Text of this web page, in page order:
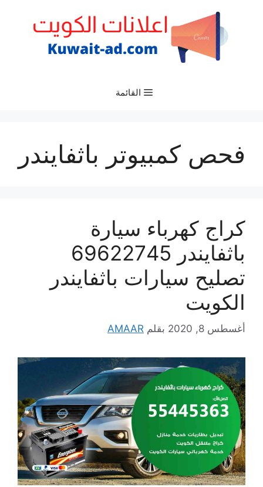
القائمة
فحص كمبيوتر باثفايندر
كراج كهرباء سيارة
باثفايندر 69622745
تصليح سيارات باثفايندر
الكويت
أغسطس 8, 2020 بقلم AMAAR